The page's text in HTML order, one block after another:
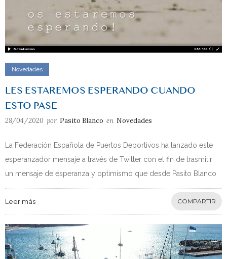
Novedades
LES ESTAREMOS ESPERANDO CUANDO
ESTO PASE
28/04/2020 por Pasito Blanco en Novedades
La Federación Española de Puertos Deportivos ha lanzado este
esperanzador mensaje a través de Twitter con el fin de trasmitir
un mensaje de esperanza y optimismo que desde Pasito Blanco
Leer más COMPARTIR